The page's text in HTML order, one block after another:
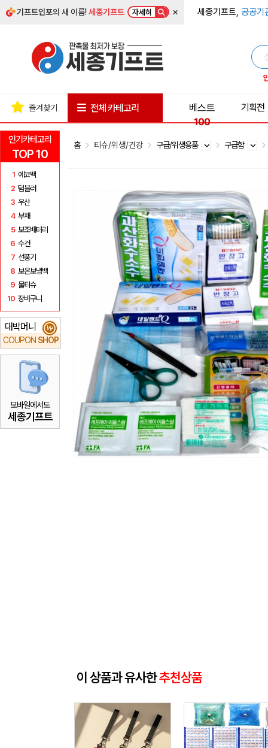
기프트인포의 새 이름!세종기프트 자세히 × 세종기프트, 공공기
인기카테고리
TOP 10
1 에코백
2 텀블러
3 우산
4 부채
5 보조배터리
6 수건
7 선풍기
8 보온보냉백
9 물티슈
10 장바구니
대박머니
COUPON SHOP
₩
모바일에서도
세종기프트
즐겨찾기 전체 카테고리
베스트
100
기획전
홈 티슈/위생/건강 구급/위생용품 구급함
이 상품과 유사한추천상품